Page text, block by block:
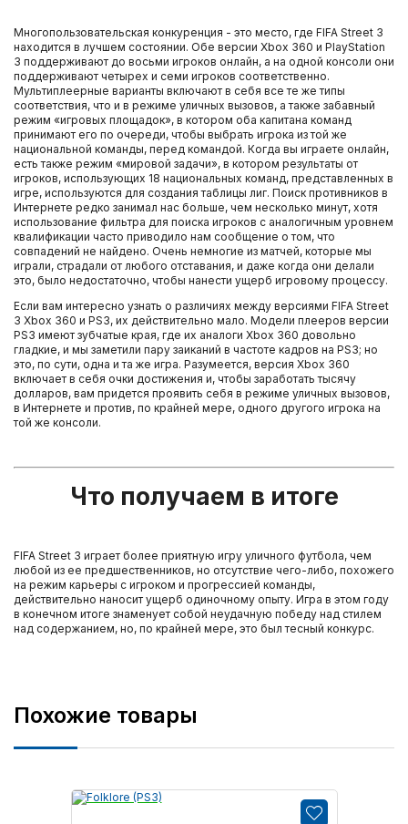
Многопользовательская конкуренция - это место, где FIFA Street 3
находится в лучшем состоянии. Обе версии Xbox 360 и PlayStation
3 поддерживают до восьми игроков онлайн, а на одной консоли они
поддерживают четырех и семи игроков соответственно.
Мультиплеерные варианты включают в себя все те же типы
соответствия, что и в режиме уличных вызовов, а также забавный
режим «игровых площадок», в котором оба капитана команд
принимают его по очереди, чтобы выбрать игрока из той же
национальной команды, перед командой. Когда вы играете онлайн,
есть также режим «мировой задачи», в котором результаты от
игроков, использующих 18 национальных команд, представленных в
игре, используются для создания таблицы лиг. Поиск противников в
Интернете редко занимал нас больше, чем несколько минут, хотя
использование фильтра для поиска игроков с аналогичным уровнем
квалификации часто приводило нам сообщение о том, что
совпадений не найдено. Очень немногие из матчей, которые мы
играли, страдали от любого отставания, и даже когда они делали
это, было недостаточно, чтобы нанести ущерб игровому процессу.
Если вам интересно узнать о различиях между версиями FIFA Street
3 Xbox 360 и PS3, их действительно мало. Модели плееров версии
PS3 имеют зубчатые края, где их аналоги Xbox 360 довольно
гладкие, и мы заметили пару заиканий в частоте кадров на PS3; но
это, по сути, одна и та же игра. Разумеется, версия Xbox 360
включает в себя очки достижения и, чтобы заработать тысячу
долларов, вам придется проявить себя в режиме уличных вызовов,
в Интернете и против, по крайней мере, одного другого игрока на
той же консоли.
Что получаем в итоге
FIFA Street 3 играет более приятную игру уличного футбола, чем
любой из ее предшественников, но отсутствие чего-либо, похожего
на режим карьеры с игроком и прогрессией команды,
действительно наносит ущерб одиночному опыту. Игра в этом году
в конечном итоге знаменует собой неудачную победу над стилем
над содержанием, но, по крайней мере, это был тесный конкурс.
Похожие товары